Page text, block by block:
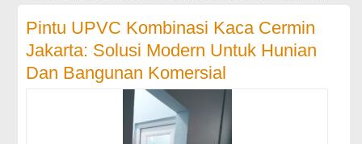
Pintu UPVC Kombinasi Kaca Cermin
Jakarta: Solusi Modern Untuk Hunian
Dan Bangunan Komersial